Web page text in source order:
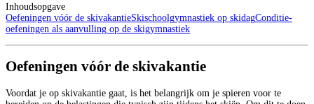
Inhoudsopgave
Oefeningen vóór de skivakantieSkischoolgymnastiek op skidagConditie-
oefeningen als aanvulling op de skigymnastiek
Oefeningen vóór de skivakantie
Voordat je op skivakantie gaat, is het belangrijk om je spieren voor te